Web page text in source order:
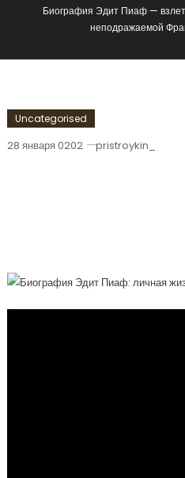
Биография Эдит Пиаф —
неподражаемой
Uncategorised
28 января 0202 pristroykin_